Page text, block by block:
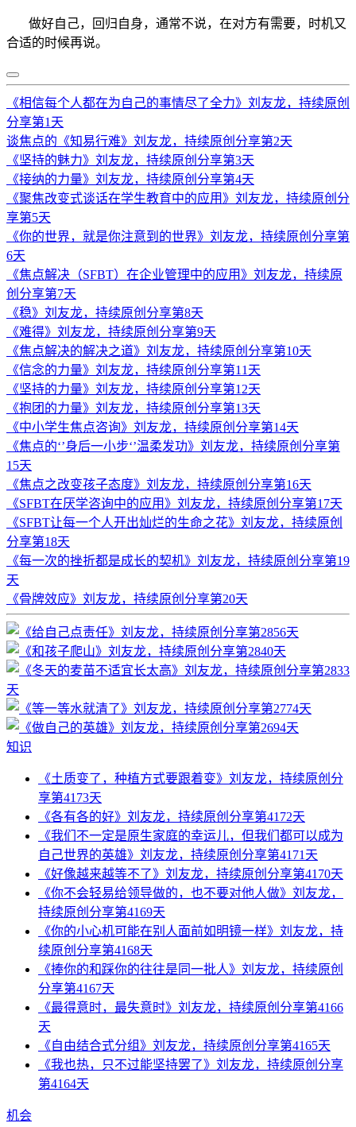
做好自己，回归自身，通常不说，在对方有需要，时机又
合适的时候再说。
《相信每个人都在为自己的事情尽了全力》刘友龙，持续原创
分享第1天
谈焦点的《知易行难》刘友龙，持续原创分享第2天
《坚持的魅力》刘友龙，持续原创分享第3天
《接纳的力量》刘友龙，持续原创分享第4天
《聚焦改变式谈话在学生教育中的应用》刘友龙，持续原创分
享第5天
《你的世界，就是你注意到的世界》刘友龙，持续原创分享第
6天
《焦点解决（SFBT）在企业管理中的应用》刘友龙，持续原
创分享第7天
《稳》刘友龙，持续原创分享第8天
《难得》刘友龙，持续原创分享第9天
《焦点解决的解决之道》刘友龙，持续原创分享第10天
《信念的力量》刘友龙，持续原创分享第11天
《坚持的力量》刘友龙，持续原创分享第12天
《抱团的力量》刘友龙，持续原创分享第13天
《中小学生焦点咨询》刘友龙，持续原创分享第14天
《焦点的‘’身后一小步‘’温柔发功》刘友龙，持续原创分享第
15天
《焦点之改变孩子态度》刘友龙，持续原创分享第16天
《SFBT在厌学咨询中的应用》刘友龙，持续原创分享第17天
《SFBT让每一个人开出灿烂的生命之花》刘友龙，持续原创
分享第18天
《每一次的挫折都是成长的契机》刘友龙，持续原创分享第19
天
《骨牌效应》刘友龙，持续原创分享第20天
知识
《土质变了，种植方式要跟着变》刘友龙，持续原创分
享第4173天
《各有各的好》刘友龙，持续原创分享第4172天
《我们不一定是原生家庭的幸运儿，但我们都可以成为
自己世界的英雄》刘友龙，持续原创分享第4171天
《好像越来越等不了》刘友龙，持续原创分享第4170天
《你不会轻易给领导做的，也不要对他人做》刘友龙，
持续原创分享第4169天
《你的小心机可能在别人面前如明镜一样》刘友龙，持
续原创分享第4168天
《捧你的和踩你的往往是同一批人》刘友龙，持续原创
分享第4167天
《最得意时，最失意时》刘友龙，持续原创分享第4166
天
《自由结合式分组》刘友龙，持续原创分享第4165天
《我也热，只不过能坚持罢了》刘友龙，持续原创分享
第4164天
机会